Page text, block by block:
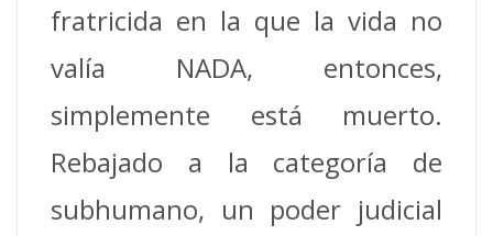
fratricida en la que la vida no
valía NADA, entonces,
simplemente está muerto.
Rebajado a la categoría de
subhumano, un poder judicial